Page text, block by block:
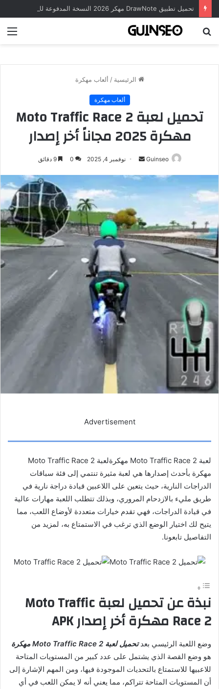
الرئيسية / ألعاب مهكرة
ألعاب مهكرة
تحميل لعبة Moto Traffic Race 2
مهكرة 2025 مجاناً أخر إصدار
Guinseo
أرسل
إلكترونيا
نوفمبر 4, 2025 0 9 دقائق
Advertisement
لعبة Moto Traffic Race 2 مهكرةلعبة Moto Traffic Race 2
مهكرة بأحدث إصدارها هي لعبة مثيرة تنتمي إلى فئة سباقات
الدراجات النارية، حيث يتعين على اللاعبين قيادة دراجة نارية في
طريق مليء بالازدحام المروري، وبذلك تتطلب اللعبة مهارات عالية
في قيادة الدراجات، فهي تقدم خيارات متعددة لأوضاع اللعب، مما
يتيح لك اختيار الوضع الذي ترغب في الاستمتاع به، لمزيد من
التفاصيل تابعونا.
نبذة عن تحميل لعبة Moto Traffic
Race 2 مهكرة أخر إصدار APK
وضع اللعبة الرئيسي بعدتحميل لعبة Moto Traffic Race 2 مهكرة
هو وضع القصة الذي يشتمل على عدد كبير من المستويات المتاحة
للاعبيها للاستمتاع بالتحديات الموجودة فيها، ومن المهم الإشارة إلى
أن المستويات المتاحة تتراكم، مما يعني أنه لا يمكن اللعب في أي